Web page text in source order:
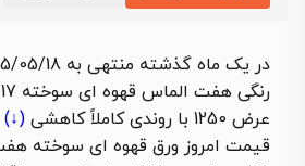
عرض 1250 با روندی کاملاً
کاهشی (↓)
قیمت امروز ورق قهوه ای سوخته